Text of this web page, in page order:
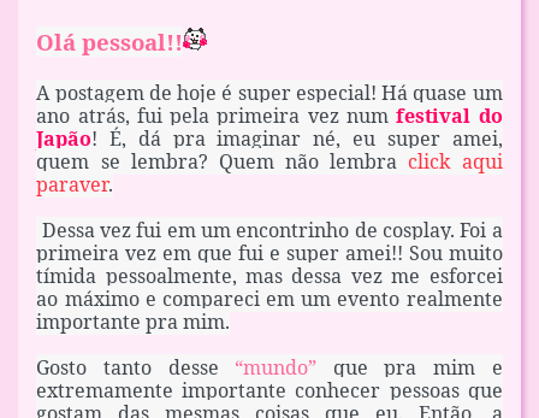
Olá pessoal!!
A postagem de hoje é super especial! Há quase um
ano atrás, fui pela primeira vez numfestival do
Japão! É, dá pra imaginar né, eu super amei,
quem se lembra? Quem não lembra click aqui
paraver.
Dessa vez fui em um encontrinho de cosplay. Foi a
primeira vez em que fui e super amei!! Sou muito
tímida pessoalmente, mas dessa vez me esforcei
ao máximo e compareci em um evento realmente
importante pra mim.
Gosto tanto desse “mundo” que pra mim e
extremamente importante conhecer pessoas que